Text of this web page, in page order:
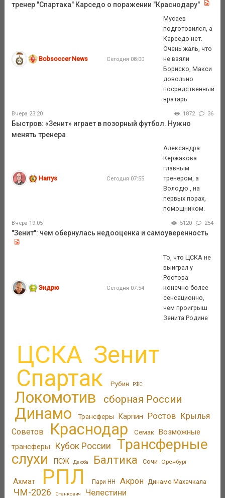
тренер "Спартака" Карседо о поражении "Краснодару"
Bobsoccer News Сегодня 08:00
Мусаев
подготовился, а
Карседо нет.
Очень жаль, что
не взяли
Бориско, Макси
довольно
посредственный
вратарь.
Вчера 23:20 1872 36
Быстров: «Зенит» играет в позорный футбол. Нужно
менять тренера
Harrys Сегодня 07:55
Александра
Кержакова
главным
тренером, а
Володю , на
первых порах,
помощником.
Вчера 19:05 5120 254
"Зенит": чем обернулась недооценка и самоуверенность
Эндрю Сегодня 07:54
То, что ЦСКА не
выиграл у
Ростова
конечно более
сенсационно,
чем проигрыш
Зенита Родине
ЦСКА Зенит
Спартак Рубин РФС
Локомотив сборная России
Динамо Трансферы Карпин Ростов Крылья
Советов
Краснодар Семак Возможные
трансферы
Кубок России
Трансферные
слухи
ПСЖ Дзюба Балтика Сочи Оренбург
Ахмат РПЛ Пари НН Акрон Динамо Махачкала
ЧМ-2026 Станкович Челестини